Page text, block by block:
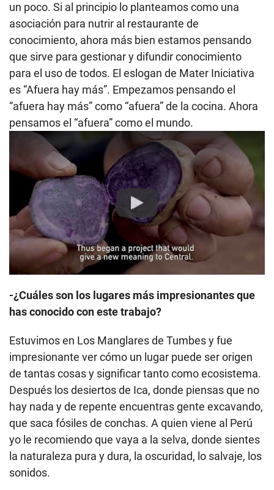
un poco. Si al principio lo planteamos como una
asociación para nutrir al restaurante de
conocimiento, ahora más bien estamos pensando
que sirve para gestionar y difundir conocimiento
para el uso de todos. El eslogan de Mater Iniciativa
es “Afuera hay más”. Empezamos pensando el
“afuera hay más” como “afuera” de la cocina. Ahora
pensamos el “afuera” como el mundo.
Play
-¿Cuáles son los lugares más impresionantes que
has conocido con este trabajo?
Estuvimos en Los Manglares de Tumbes y fue
impresionante ver cómo un lugar puede ser origen
de tantas cosas y significar tanto como ecosistema.
Después los desiertos de Ica, donde piensas que no
hay nada y de repente encuentras gente excavando,
que saca fósiles de conchas. A quien viene al Perú
yo le recomiendo que vaya a la selva, donde sientes
la naturaleza pura y dura, la oscuridad, lo salvaje, los
sonidos.